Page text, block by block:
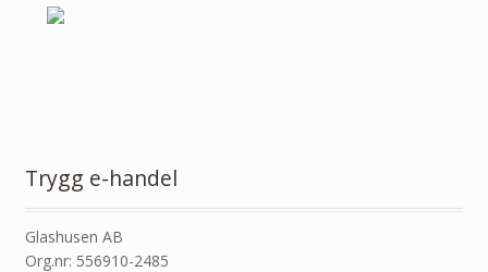
Trygg e-handel
Glashusen AB
Org.nr: 556910-2485